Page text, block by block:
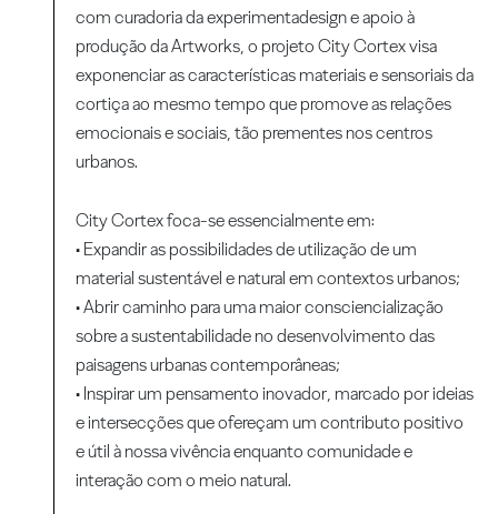
com curadoria da experimentadesign e apoio à
produção da Artworks, o projeto City Cortex visa
exponenciar as características materiais e sensoriais da
cortiça ao mesmo tempo que promove as relações
emocionais e sociais, tão prementes nos centros
urbanos.
City Cortex foca-se essencialmente em:
• Expandir as possibilidades de utilização de um
material sustentável e natural em contextos urbanos;
• Abrir caminho para uma maior consciencialização
sobre a sustentabilidade no desenvolvimento das
paisagens urbanas contemporâneas;
• Inspirar um pensamento inovador, marcado por ideias
e intersecções que ofereçam um contributo positivo
e útil à nossa vivência enquanto comunidade e
interação com o meio natural.